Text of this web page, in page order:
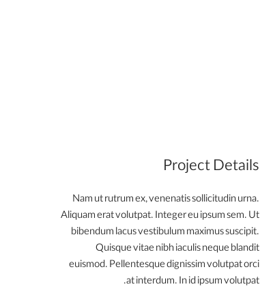
Project Details
Nam ut rutrum ex, venenatis sollicitudin urna.
Aliquam erat volutpat. Integer eu ipsum sem. Ut
bibendum lacus vestibulum maximus suscipit.
Quisque vitae nibh iaculis neque blandit
euismod. Pellentesque dignissim volutpat orci
at interdum. In id ipsum volutpat.